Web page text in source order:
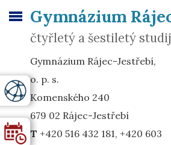
Gymnázium
čtyřletý a šestiletý
Gymnázium Rájec-Jestřebí,
o. p. s.
Komenského 240
679 02 Rájec-Jestřebí
T +420 516 432 181, +420 603